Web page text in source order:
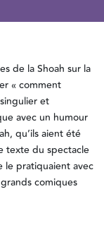
de la Shoah sur la
« comment
et
avec un humour
qu’ils aient été
texte du spectacle
le pratiquaient avec
comiques